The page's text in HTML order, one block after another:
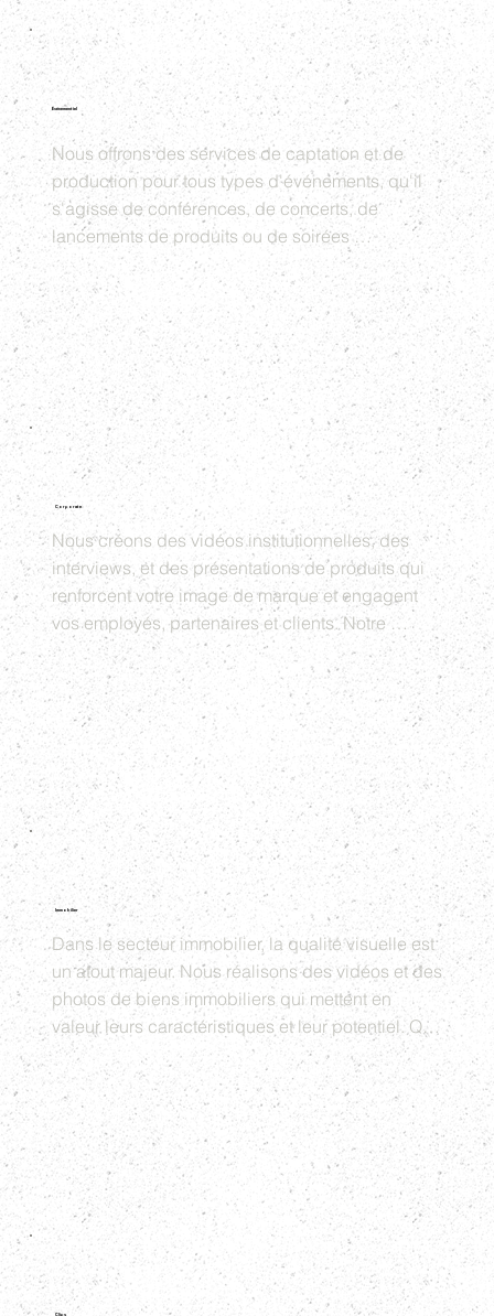
Nous offrons des services de captation et de
production pour tous types d'événements, qu'il
s'agisse de conférences, de concerts, de
lancements de produits ou de soirées
d'entreprise. Nos équipes sont présentes sur le
terrain pour capturer les moments clés et les
émotions, et produire des vidéos qui reflètent
l'ambiance et le succès de vos événements.
Événementiel
Corporate
Nous créons des vidéos institutionnelles, des
interviews, et des présentations de produits qui
renforcent votre image de marque et engagent
vos employés, partenaires et clients. Notre
approche personnalisée garantit que chaque
vidéo corporate est unique et alignée avec votre
stratégie de communication.
Immobilier
Dans le secteur immobilier, la qualité visuelle est
un atout majeur. Nous réalisons des vidéos et des
photos de biens immobiliers qui mettent en
valeur leurs caractéristiques et leur potentiel. Que
ce soit pour des agences immobilières, des
promoteurs ou des particuliers, nos services de
production audiovisuelle aident à attirer les
acheteurs et à conclure les ventes plus
rapidement.
Clips